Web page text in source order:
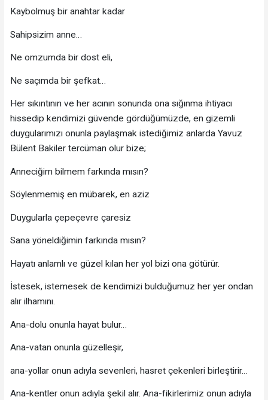
Kaybolmuş bir anahtar kadar
Sahipsizim anne…
Ne omzumda bir dost eli,
Ne saçımda bir şefkat…
Her sıkıntının ve her acının sonunda ona sığınma ihtiyacı
hissedip kendimizi güvende gördüğümüzde, en gizemli
duygularımızı onunla paylaşmak istediğimiz anlarda Yavuz
Bülent Bakiler tercüman olur bize;
Anneciğim bilmem farkında mısın?
Söylenmemiş en mübarek, en aziz
Duygularla çepeçevre çaresiz
Sana yöneldiğimin farkında mısın?
Hayatı anlamlı ve güzel kılan her yol bizi ona götürür.
İstesek, istemesek de kendimizi bulduğumuz her yer ondan
alır ilhamını.
Ana-dolu onunla hayat bulur…
Ana-vatan onunla güzelleşir,
ana-yollar onun adıyla sevenleri, hasret çekenleri birleştirir…
Ana-kentler onun adıyla şekil alır. Ana-fikirlerimiz onun adıyla